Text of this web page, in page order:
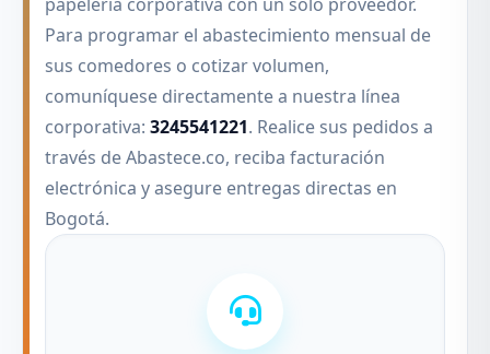
Para programar el abastecimiento mensual de
sus comedores o cotizar volumen,
comuníquese directamente a nuestra línea
corporativa: 3245541221. Realice sus pedidos a
través de Abastece.co, reciba facturación
electrónica y asegure entregas directas en
Bogotá.